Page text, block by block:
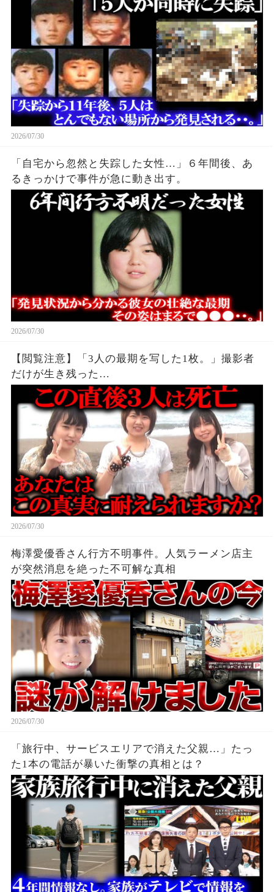
2026/07/30
「自宅から忽然と失踪した女性…」６年間後、あ
るきっかけで事件が急に動き出す。
2026/07/30
【閲覧注意】「3人の最期を写した1枚。」撮影者
だけが生き残った…
2026/07/30
梅澤愛優香さん行方不明事件。人気ラーメン店主
が突然消息を絶った不可解な真相
2026/07/30
「旅行中、サービスエリアで消えた父親…」たっ
た1本の電話が暴いた衝撃の真相とは？